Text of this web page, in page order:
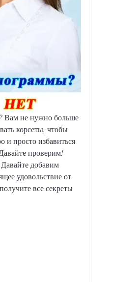
Вам не нужно больше
корсеты, чтобы
и просто избавиться
проверим!
добавим
удовольствие от
все секреты